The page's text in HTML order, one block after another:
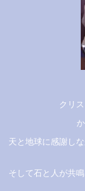
クリ
天と地球に感謝し
そして石と人が共